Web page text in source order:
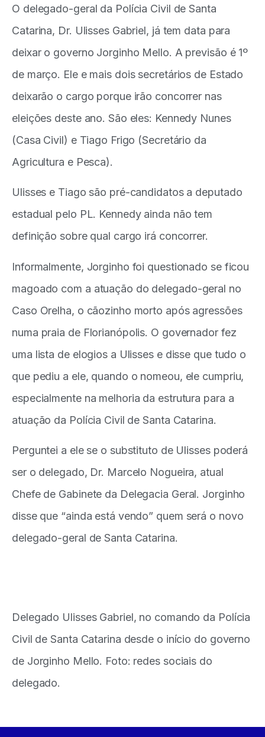
O delegado-geral da Polícia Civil de Santa
Catarina, Dr. Ulisses Gabriel, já tem data para
deixar o governo Jorginho Mello. A previsão é 1º
de março. Ele e mais dois secretários de Estado
deixarão o cargo porque irão concorrer nas
eleições deste ano. São eles: Kennedy Nunes
(Casa Civil) e Tiago Frigo (Secretário da
Agricultura e Pesca).
Ulisses e Tiago são pré-candidatos a deputado
estadual pelo PL. Kennedy ainda não tem
definição sobre qual cargo irá concorrer.
Informalmente, Jorginho foi questionado se ficou
magoado com a atuação do delegado-geral no
Caso Orelha, o cãozinho morto após agressões
numa praia de Florianópolis. O governador fez
uma lista de elogios a Ulisses e disse que tudo o
que pediu a ele, quando o nomeou, ele cumpriu,
especialmente na melhoria da estrutura para a
atuação da Polícia Civil de Santa Catarina.
Perguntei a ele se o substituto de Ulisses poderá
ser o delegado, Dr. Marcelo Nogueira, atual
Chefe de Gabinete da Delegacia Geral. Jorginho
disse que “ainda está vendo” quem será o novo
delegado-geral de Santa Catarina.
Delegado Ulisses Gabriel, no comando da Polícia
Civil de Santa Catarina desde o início do governo
de Jorginho Mello. Foto: redes sociais do
delegado.